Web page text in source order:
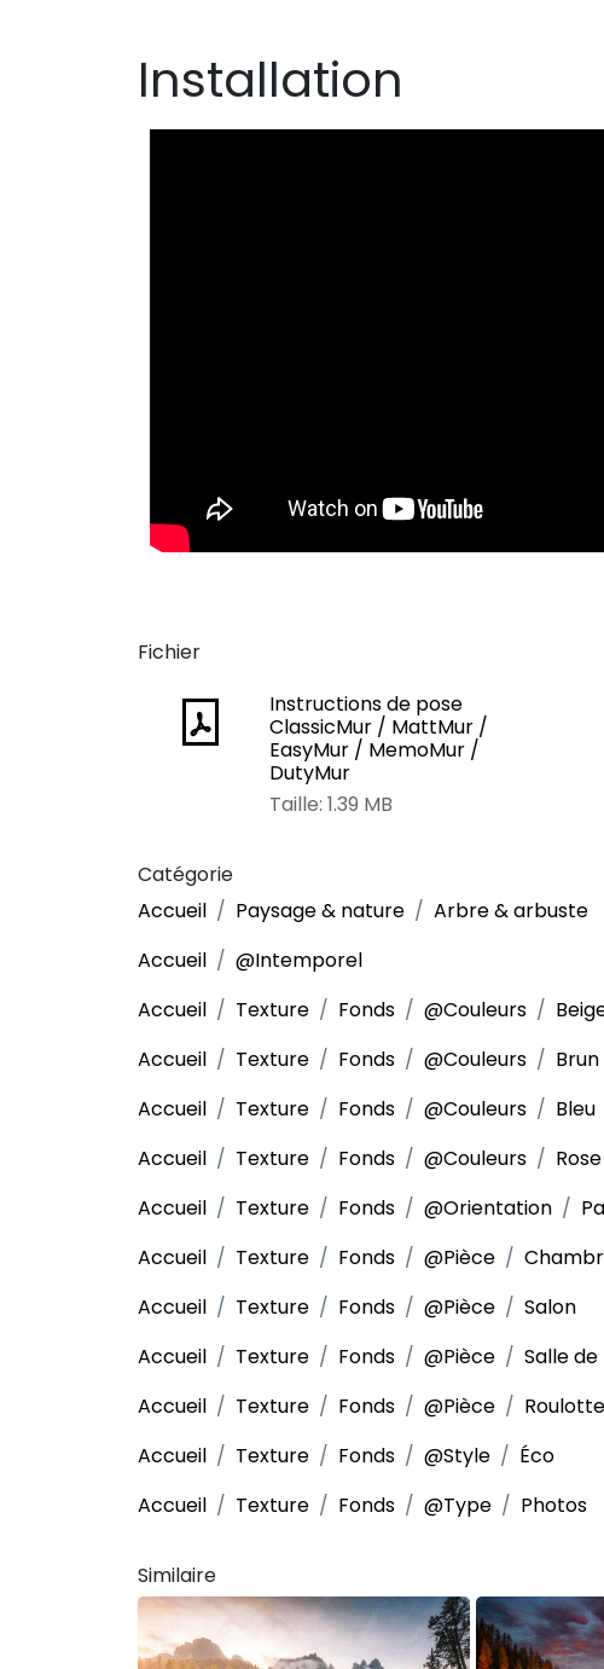
Installation
Fichier
Instructions de pose
ClassicMur / MattMur /
EasyMur / MemoMur /
DutyMur
Taille: 1.39 MB
Catégorie
Accueil
Paysage & nature
Arbre & arbuste
Accueil
@Intemporel
Accueil
Texture Fonds @Couleurs
Accueil
Texture Fonds @Couleurs
Brun
Accueil
Texture Fonds @Couleurs
Bleu
Accueil
Texture Fonds @Couleurs
Rose
Accueil
Texture Fonds @Orientation
Accueil
Texture Fonds @Pièce
Accueil
Texture Fonds @Pièce
Salon
Accueil
Texture Fonds @Pièce
Salle
Accueil
Texture Fonds @Pièce
Accueil
Texture Fonds @Style
Éco
Accueil
Texture Fonds @Type Photos
Similaire